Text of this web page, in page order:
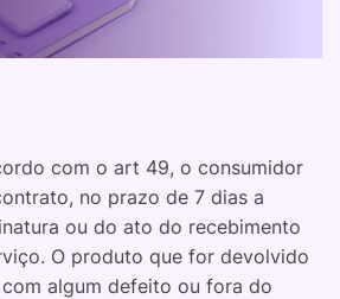
com o art 49, o consumidor
no prazo de 7 dias a
ou do ato do recebimento
O produto que for devolvido
algum defeito ou fora do